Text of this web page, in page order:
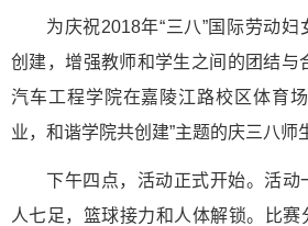
为庆祝2018年“三八”国际劳动
创建，增强教师和学生之间的团结与
汽车工程学院在嘉陵江路校区体育
业，和谐学院共创建”主题的庆三八师
下午四点，活动正式开始。活动
人七足，篮球接力和人体解锁。比